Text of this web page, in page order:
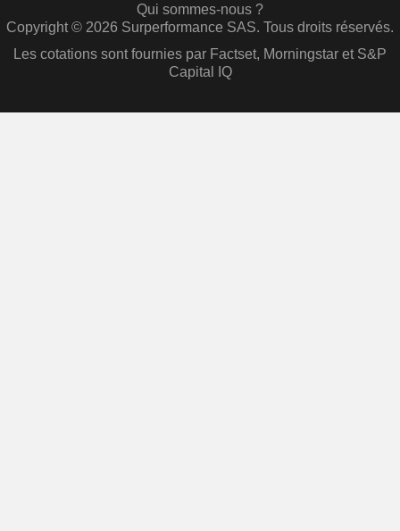
Qui sommes-nous ?
Copyright © 2026 Surperformance SAS. Tous droits réservés.
Les cotations sont fournies par Factset, Morningstar et S&P
Capital IQ